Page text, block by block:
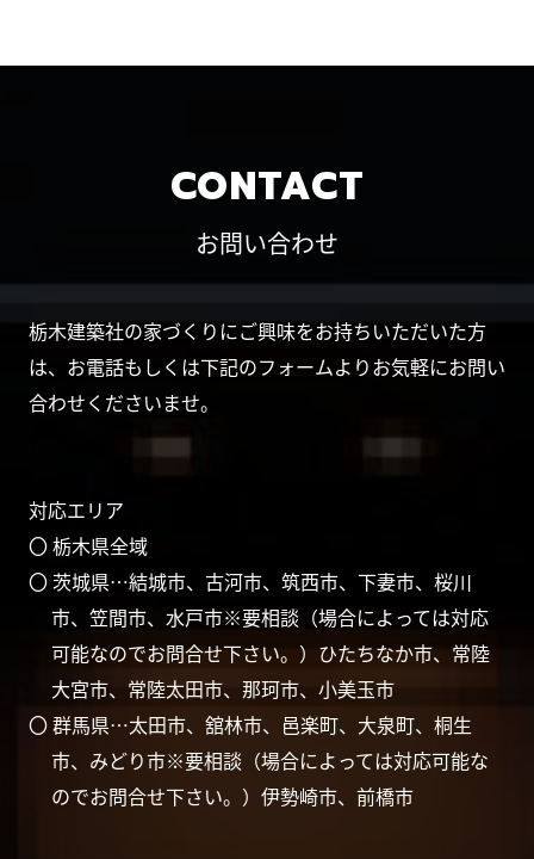
CONTACT
お問い合わせ
栃木建築社の家づくりにご興味をお持ちいただいた方
は、お電話もしくは下記のフォームよりお気軽にお問い
合わせくださいませ。
対応エリア
〇 栃木県全域
〇 茨城県…結城市、古河市、筑西市、下妻市、桜川
市、笠間市、水戸市※要相談（場合によっては対応
可能なのでお問合せ下さい。）ひたちなか市、常陸
大宮市、常陸太田市、那珂市、小美玉市
〇 群馬県…太田市、舘林市、邑楽町、大泉町、桐生
市、みどり市※要相談（場合によっては対応可能な
のでお問合せ下さい。）伊勢崎市、前橋市